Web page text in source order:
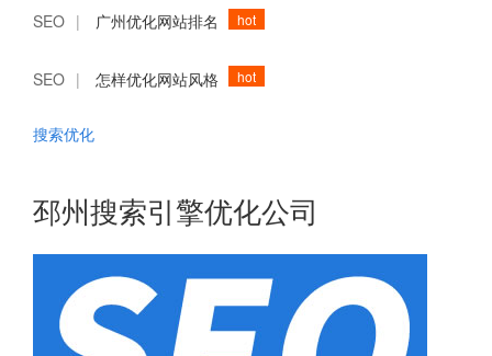
SEO | 广州优化网站排名 hot
SEO | 怎样优化网站风格 hot
搜索优化
邳州搜索引擎优化公司